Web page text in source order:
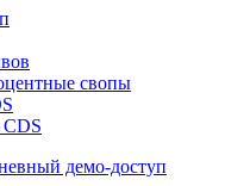
свопы
демо-доступ